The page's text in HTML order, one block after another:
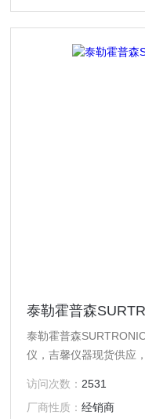
泰勒霍普森
泰勒霍普森
仪，吉馨仪器现货供应
访问次数： 2531
厂商性质：经销商